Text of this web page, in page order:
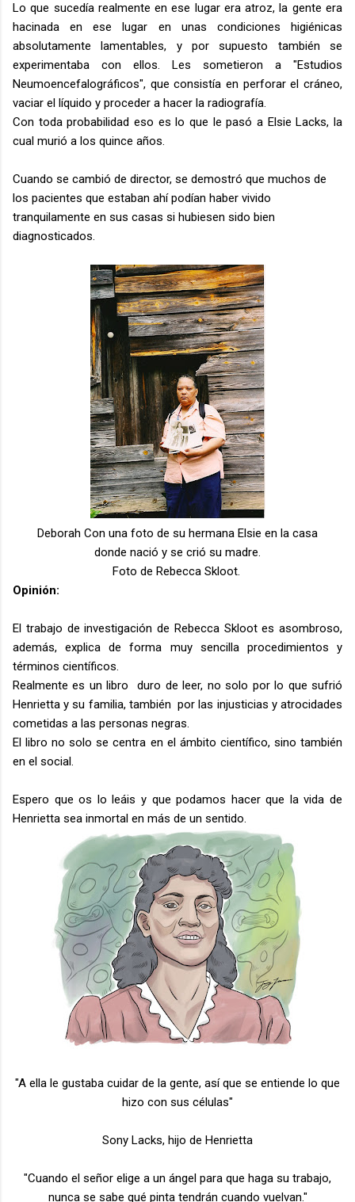
Lo que sucedía realmente en ese lugar era atroz, la gente era
hacinada en ese lugar en unas condiciones higiénicas
absolutamente lamentables, y por supuesto también se
experimentaba con ellos. Les sometieron a "Estudios
Neumoencefalográficos", que consistía en perforar el cráneo,
vaciar el líquido y proceder a hacer la radiografía.
Con toda probabilidad eso es lo que le pasó a Elsie Lacks, la
cual murió a los quince años.
Cuando se cambió de director, se demostró que muchos de
los pacientes que estaban ahí podían haber vivido
tranquilamente en sus casas si hubiesen sido bien
diagnosticados.
Deborah Con una foto de su hermana Elsie en la casa
donde nació y se crió su madre.
Foto de Rebecca Skloot.
Opinión:
El trabajo de investigación de Rebecca Skloot es asombroso,
además, explica de forma muy sencilla procedimientos y
términos científicos.
Realmente es un libro duro de leer, no solo por lo que sufrió
Henrietta y su familia, también por las injusticias y atrocidades
cometidas a las personas negras.
El libro no solo se centra en el ámbito científico, sino también
en el social.
Espero que os lo leáis y que podamos hacer que la vida de
Henrietta sea inmortal en más de un sentido.
"A ella le gustaba cuidar de la gente, así que se entiende lo que
hizo con sus células"
Sony Lacks, hijo de Henrietta
"Cuando el señor elige a un ángel para que haga su trabajo,
nunca se sabe qué pinta tendrán cuando vuelvan."